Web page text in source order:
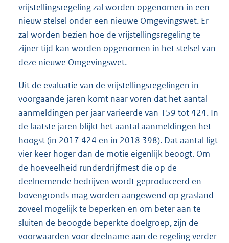
vrijstellingsregeling zal worden opgenomen in een
nieuw stelsel onder een nieuwe Omgevingswet. Er
zal worden bezien hoe de vrijstellingsregeling te
zijner tijd kan worden opgenomen in het stelsel van
deze nieuwe Omgevingswet.
Uit de evaluatie van de vrijstellingsregelingen in
voorgaande jaren komt naar voren dat het aantal
aanmeldingen per jaar varieerde van 159 tot 424. In
de laatste jaren blijkt het aantal aanmeldingen het
hoogst (in 2017 424 en in 2018 398). Dat aantal ligt
vier keer hoger dan de motie eigenlijk beoogt. Om
de hoeveelheid runderdrijfmest die op de
deelnemende bedrijven wordt geproduceerd en
bovengronds mag worden aangewend op grasland
zoveel mogelijk te beperken en om beter aan te
sluiten de beoogde beperkte doelgroep, zijn de
voorwaarden voor deelname aan de regeling verder